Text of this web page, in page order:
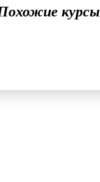
курсы